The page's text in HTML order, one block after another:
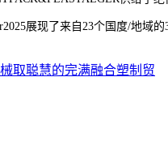
展现了来自23个国度/地域的
取聪慧的完满融合塑制贸